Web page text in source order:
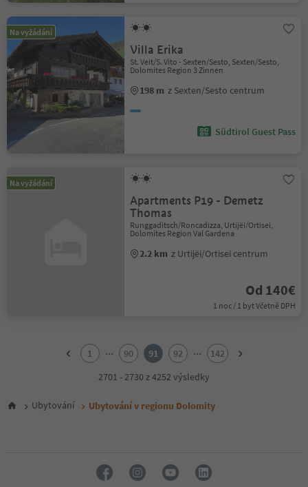
Na vyžádání
Villa Erika
St. Veit/S. Vito - Sexten/Sesto, Sexten/Sesto,
Dolomites Region 3 Zinnen
198 m z Sexten/Sesto centrum
Südtirol Guest Pass
Na vyžádání
Apartments P19 - Demetz
Thomas
Runggaditsch/Roncadizza, Urtijëi/Ortisei,
Dolomites Region Val Gardena
2.2 km z Urtijëi/Ortisei centrum
Od 140€
1 noc / 1 byt Včetně DPH
6
1 ... 90 91 92 ...
142
2701 - 2730 z 4252 výsledky
Ubytování Ubytování v regionu Dolomity